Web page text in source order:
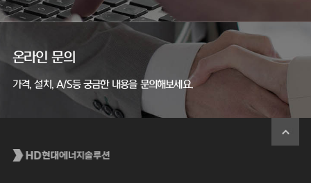
온라인 문의
가격, 설치, A/S등 궁금한 내용을 문의해보세요.